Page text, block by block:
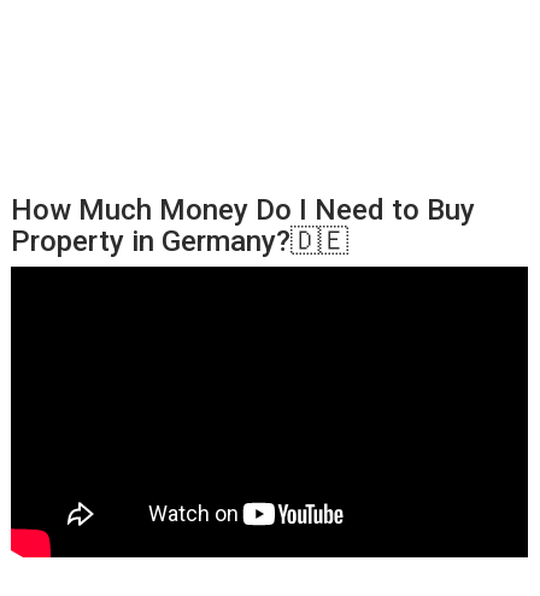
How Much Money Do I Need to Buy
Property in Germany?🇩🇪